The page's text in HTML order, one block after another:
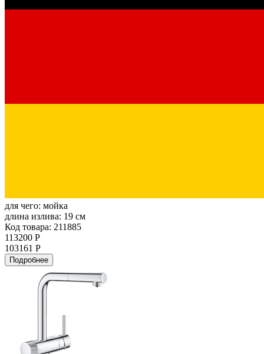
для чего: мойка
длина излива: 19 см
Код товара: 211885
113200 Р
103161 Р
Подробнее